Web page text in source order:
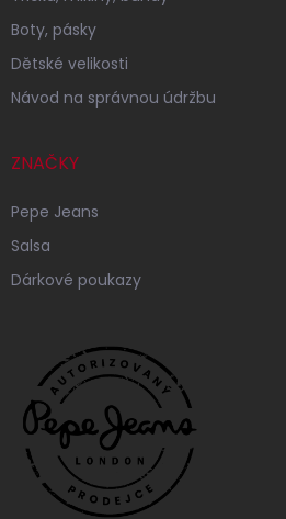
Boty, pásky
Dětské velikosti
Návod na správnou údržbu
ZNAČKY
Pepe Jeans
Salsa
Dárkové poukazy